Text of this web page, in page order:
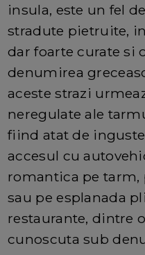
insula, este un fel
stradute pietruite,
dar foarte curate si
denumirea
aceste strazi
neregulate ale
fiind atat de
accesul cu
romantica pe tarm,
sau pe esplanada
restaurante, dintre
cunoscuta sub